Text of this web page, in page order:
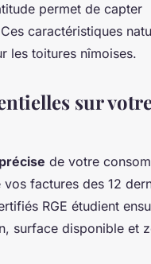
permet de capter
caractéristiques
les toitures nîmoises.
sur
de votre
factures des 12
RGE étudient
surface disponible et